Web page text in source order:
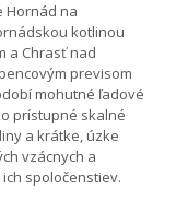
Hornád na
kotlinou
a Chrasť nad
previsom
mohutné ľadové
prístupné skalné
a krátke, úzke
vzácnych a
spoločenstiev.